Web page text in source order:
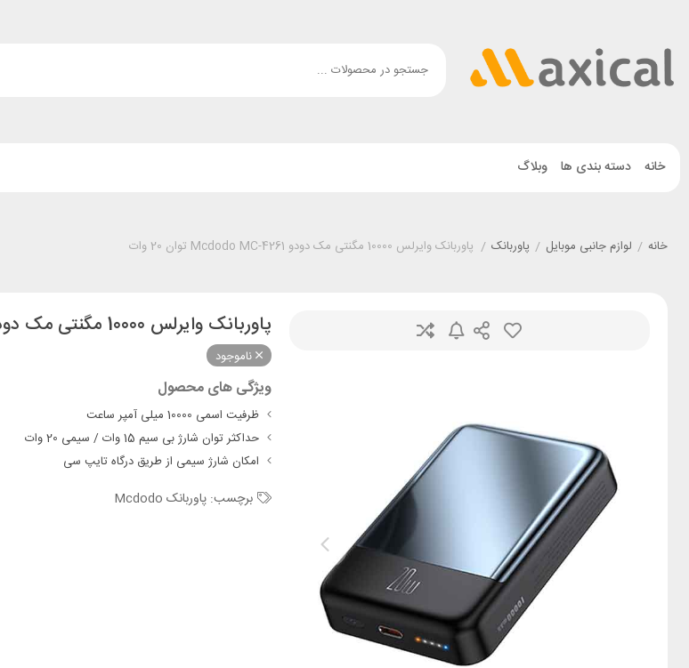
خانه دسته بندی ها وبلاگ
خانه / لوازم جانبی موبایل / پاوربانک / پاوربانک وایرلس 10000 مگنتی مک دودو Mcdodo MC-4261 توان 20 وات
پاوربانک وایرلس 10000 مگنتی مک دودو Mcdodo MC-4261 توان 20 وات
ناموجود
ویژگی های محصول
ظرفیت اسمی 10000 میلی آمپر ساعت
حداکثر توان شارژ بی سیم 15 وات / سیمی 20 وات
امکان شارژ سیمی از طریق درگاه تایپ سی
برچسب:پاوربانک Mcdodo